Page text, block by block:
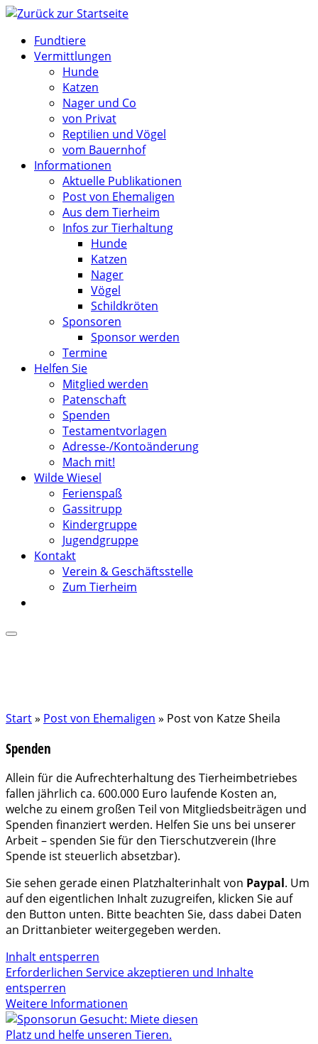
Zum
springenFundtiere
Vermittlungen
Hunde
Katzen
Nager und Co
von Privat
Reptilien und Vögel
vom Bauernhof
Informationen
Aktuelle Publikationen
Post von Ehemaligen
Aus dem Tierheim
Infos zur Tierhaltung
Hunde
Katzen
Nager
Vögel
Schildkröten
Sponsoren
Sponsor werden
Termine
Helfen Sie
Mitglied werden
Patenschaft
Spenden
Testamentvorlagen
Adresse-/Kontoänderung
Mach mit!
Wilde Wiesel
Ferienspaß
Gassitrupp
Kindergruppe
Jugendgruppe
Kontakt
Verein & Geschäftsstelle
Zum Tierheim
Start» Post von Ehemaligen » Post von Katze Sheila
Spenden
Allein für die Aufrechterhaltung des Tierheimbetriebes
fallen jährlich ca. 600.000 Euro laufende Kosten an,
welche zu einem großen Teil von Mitgliedsbeiträgen und
Spenden finanziert werden. Helfen Sie uns bei unserer
Arbeit – spenden Sie für den Tierschutzverein (Ihre
Spende ist steuerlich absetzbar).
Sie sehen gerade einen Platzhalterinhalt von Paypal. Um
auf den eigentlichen Inhalt zuzugreifen, klicken Sie auf
den Button unten. Bitte beachten Sie, dass dabei Daten
an Drittanbieter weitergegeben werden.
Inhalt entsperren
Erforderlichen Service akzeptieren und Inhalte
entsperren
Weitere Informationen